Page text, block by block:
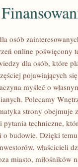
osób
online poświęcony
dla osób, które
pojawiających
myśleć o
Polecamy
strony obejmuje
pytania techniczne,
o budowie. Dzięki
właścicieli
miasto, miłośników